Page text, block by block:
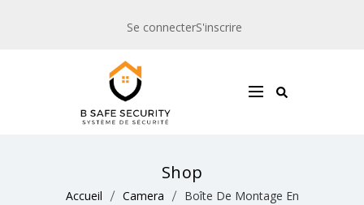
Se connecterS'inscrire
Shop
Accueil Camera
Boîte De Montage En